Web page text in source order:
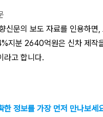
신문의 보도 자료를 인용하면,
지분 2640억원은 신차 제작
라고 합니다.
한 정보를 가장 먼저 만나보세